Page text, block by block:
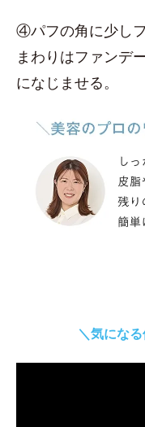
④パフの角に少し
まわりはファンデ
になじませる。
＼気にな